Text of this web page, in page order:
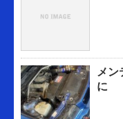
メ
に